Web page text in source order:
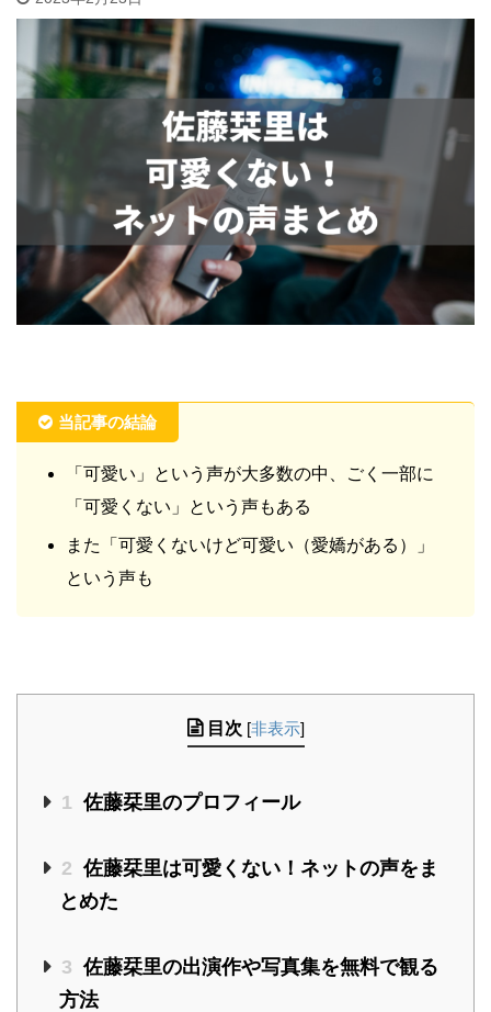
当記事の結論
「可愛い」という声が大多数の中、ごく一部に
「可愛くない」という声もある
また「可愛くないけど可愛い（愛嬌がある）」
という声も
目次 [非表示]
1 佐藤栞里のプロフィール
2 佐藤栞里は可愛くない！ネットの声をま
とめた
3 佐藤栞里の出演作や写真集を無料で観る
方法